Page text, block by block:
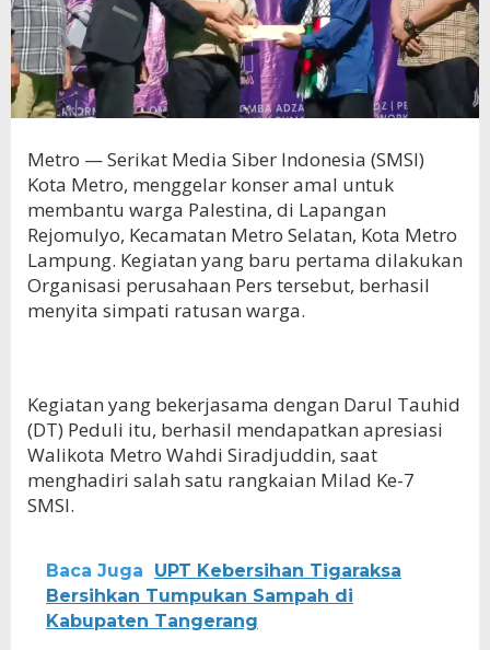
Metro — Serikat Media Siber Indonesia (SMSI)
Kota Metro, menggelar konser amal untuk
membantu warga Palestina, di Lapangan
Rejomulyo, Kecamatan Metro Selatan, Kota Metro
Lampung. Kegiatan yang baru pertama dilakukan
Organisasi perusahaan Pers tersebut, berhasil
menyita simpati ratusan warga.
Kegiatan yang bekerjasama dengan Darul Tauhid
(DT) Peduli itu, berhasil mendapatkan apresiasi
Walikota Metro Wahdi Siradjuddin, saat
menghadiri salah satu rangkaian Milad Ke-7
SMSI.
Baca Juga
UPT Kebersihan Tigaraksa
Bersihkan Tumpukan Sampah di
Kabupaten Tangerang